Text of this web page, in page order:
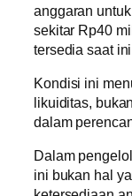
anggaran
sekitar Rp40
tersedia saat
Kondisi ini
likuiditas,
dalam
Dalam
ini bukan hal